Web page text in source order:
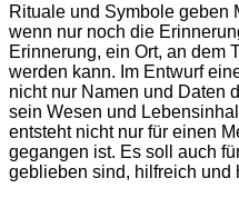
Rituale und Symbole geben
wenn nur noch die
Erinnerung, ein Ort, an dem
werden kann. Im Entwurf
nicht nur Namen und Daten
sein Wesen und
entsteht nicht nur für einen
gegangen ist. Es soll auch
geblieben sind, hilfreich und